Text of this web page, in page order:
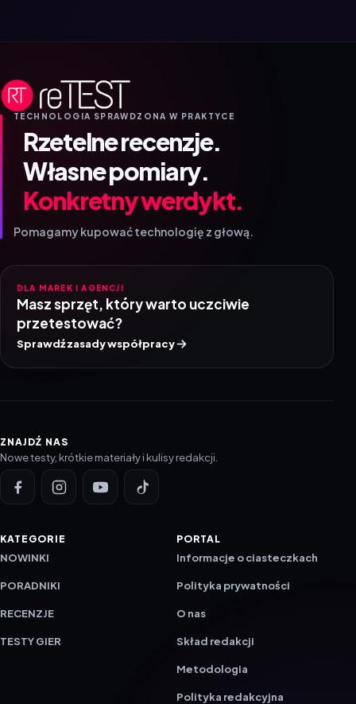
TECHNOLOGIA SPRAWDZONA W PRAKTYCE
Rzetelne recenzje.
Własne pomiary.
Konkretny werdykt.
Pomagamy kupować technologię z głową.
DLA MAREK I AGENCJI
Masz sprzęt, który warto uczciwie
przetestować?
Sprawdź zasady współpracy
ZNAJDŹ NAS
Nowe testy, krótkie materiały i kulisy redakcji.
KATEGORIE
NOWINKI
PORADNIKI
RECENZJE
TESTY GIER
PORTAL
Informacje o ciasteczkach
Polityka prywatności
O nas
Skład redakcji
Metodologia
Polityka redakcyjna